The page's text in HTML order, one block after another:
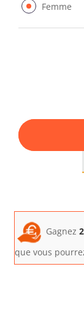
Femme
Gagnez 2
que vous